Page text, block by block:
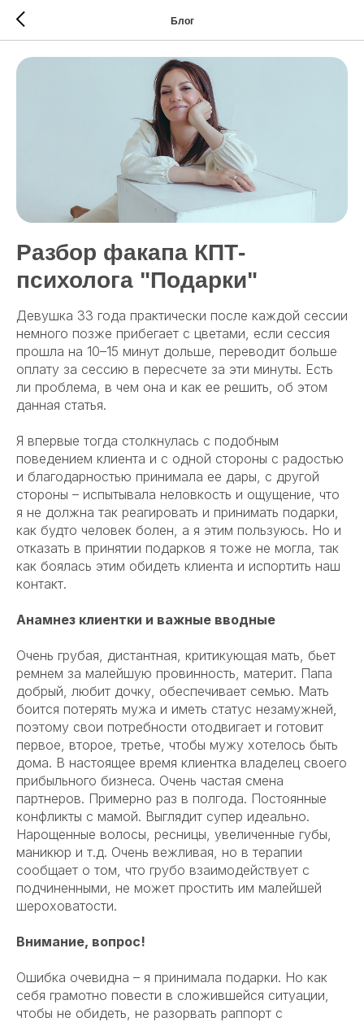
Блог
Разбор факапа КПТ-
психолога "Подарки"
Девушка 33 года практически после каждой сессии
немного позже прибегает с цветами, если сессия
прошла на 10–15 минут дольше, переводит больше
оплату за сессию в пересчете за эти минуты. Есть
ли проблема, в чем она и как ее решить, об этом
данная статья.
Я впервые тогда столкнулась с подобным
поведением клиента и с одной стороны с радостью
и благодарностью принимала ее дары, с другой
стороны – испытывала неловкость и ощущение, что
я не должна так реагировать и принимать подарки,
как будто человек болен, а я этим пользуюсь. Но и
отказать в принятии подарков я тоже не могла, так
как боялась этим обидеть клиента и испортить наш
контакт.
Анамнез клиентки и важные вводные
Очень грубая, дистантная, критикующая мать, бьет
ремнем за малейшую провинность, материт. Папа
добрый, любит дочку, обеспечивает семью. Мать
боится потерять мужа и иметь статус незамужней,
поэтому свои потребности отодвигает и готовит
первое, второе, третье, чтобы мужу хотелось быть
дома. В настоящее время клиентка владелец своего
прибыльного бизнеса. Очень частая смена
партнеров. Примерно раз в полгода. Постоянные
конфликты с мамой. Выглядит супер идеально.
Нарощенные волосы, ресницы, увеличенные губы,
маникюр и т.д. Очень вежливая, но в терапии
сообщает о том, что грубо взаимодействует с
подчиненными, не может простить им малейшей
шероховатости.
Внимание, вопрос!
Ошибка очевидна – я принимала подарки. Но как
себя грамотно повести в сложившейся ситуации,
чтобы не обидеть, не разорвать раппорт с